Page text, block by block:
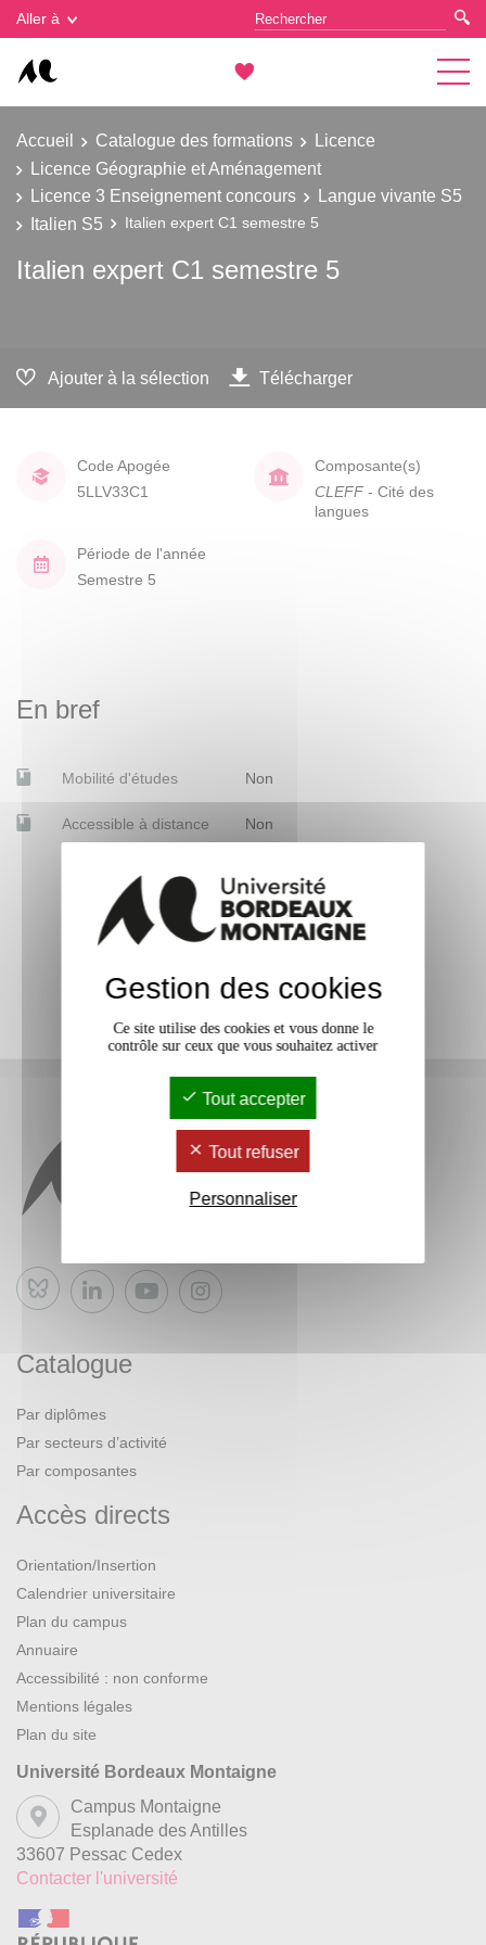
Aller à
Accueil Catalogue des formations
Licence
Licence Géographie et Aménagement
Licence 3 Enseignement concours
Langue vivante S5
Italien S5
Italien expert C1 semestre 5
Italien expert C1 semestre 5
Ajouter à la sélection Télécharger
Code Apogée
5LLV33C1
Composante(s)
CLEFF - Cité des
langues
Période de l'année
Semestre 5
En bref
Mobilité d'études Non
Accessible à distance Non
Bluesky
Catalogue
Par diplômes
Par secteurs d’activité
Par composantes
Accès directs
Orientation/Insertion
Calendrier universitaire
Plan du campus
Annuaire
Accessibilité : non conforme
Mentions légales
Plan du site
Université Bordeaux Montaigne
Campus Montaigne
Esplanade des Antilles
33607 Pessac Cedex
Contacter l'université
Gestion des cookies
Gestion des cookies
Ce site utilise des cookies et vous donne le
contrôle sur ceux que vous souhaitez activer
Tout accepter
Tout refuser
Personnaliser